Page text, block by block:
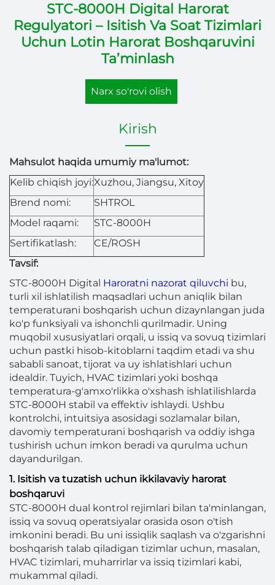
STC-8000H Digital Harorat
Regulyatori – Isitish Va Soat Tizimlari
Uchun Lotin Harorat Boshqaruvini
Ta’minlash
Narx so'rovi olish
Kirish
Mahsulot haqida umumiy ma'lumot:
Kelib chiqish joyi:Xuzhou, Jiangsu, Xitoy
Brend nomi:
SHTROL
Model raqami:
STC-8000H
Sertifikatlash:
CE/ROSH
Tavsif:
STC-8000H Digital Haroratni nazorat qiluvchi bu,
turli xil ishlatilish maqsadlari uchun aniqlik bilan
temperaturani boshqarish uchun dizaynlangan juda
ko'p funksiyali va ishonchli qurilmadir. Uning
muqobil xususiyatlari orqali, u issiq va sovuq tizimlari
uchun pastki hisob-kitoblarni taqdim etadi va shu
sababli sanoat, tijorat va uy ishlatishlari uchun
idealdir. Tuyich, HVAC tizimlari yoki boshqa
temperatura-g'amxo'rlikka o'xshash ishlatilishlarda
STC-8000H stabil va effektiv ishlaydi. Ushbu
kontrolchi, intuitsiya asosidagi sozlamalar bilan,
davomiy temperaturani boshqarish va oddiy ishga
tushirish uchun imkon beradi va qurulma uchun
dayandurilgan.
1. Isitish va tuzatish uchun ikkilavaviy harorat
boshqaruvi
STC-8000H dual kontrol rejimlari bilan ta'minlangan,
issiq va sovuq operatsiyalar orasida oson o'tish
imkonini beradi. Bu uni issiqlik saqlash va o'zgarishni
boshqarish talab qiladigan tizimlar uchun, masalan,
HVAC tizimlari, muharrirlar va issiq tizimlari kabi,
mukammal qiladi.